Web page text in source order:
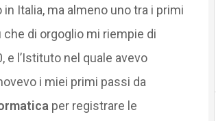
Italia, ma almeno uno tra i primi
che di orgoglio mi riempie di
e l’Istituto nel quale avevo
i miei primi passi da
per registrare le